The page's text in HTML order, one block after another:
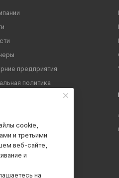
предприятия
политика
cookie,
и третьими
веб-сайте,
и
на